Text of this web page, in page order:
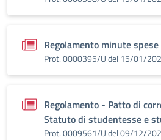
Regolamento minute
Prot. 0000395/U del 15/01/
Regolamento - Patto di
Statuto di studentesse e
Prot. 0009561/U del 09/12/